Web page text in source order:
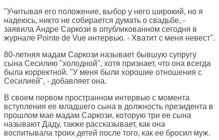
"Учитывая его положение, выбор у него широкий, но я
надеюсь, никто не собирается думать о свадьбе, -
заявила Андре Саркози в опубликованном сегодня в
журнале Pointe de Vue интервью. - Хватит с меня невест".
80-летняя мадам Саркози называет бывшую супругу
сына Сесилию "холодной", хотя признает, что она всегда
была корректной. "У меня были хорошие отношения с
Сесилией", - добавляет она.
В своем первом пространном интервью с момента
вступления ее младшего сына в должность президента в
прошлом мае мадам Саркози, которую три ее сына
называют Даду, также рассказывает, как она
воспитывала троих детей после того, как ее бросил муж.